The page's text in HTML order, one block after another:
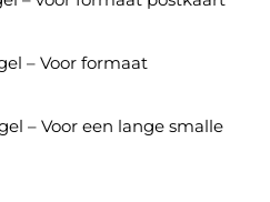
– Voor formaat
– Voor een lange smalle